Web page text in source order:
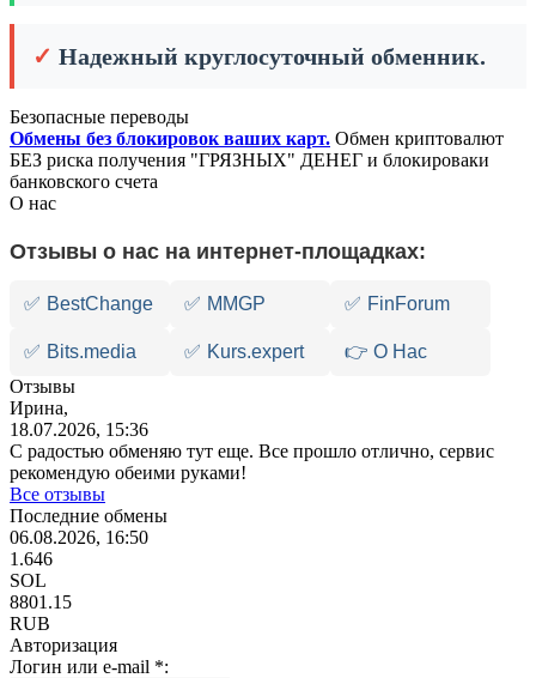
✓ Надежный круглосуточный обменник.
Безопасные переводы
Обмены без блокировок ваших карт. Обмен криптовалют
БЕЗ риска получения "ГРЯЗНЫХ" ДЕНЕГ и блокироваки
банковского счета
О нас
Отзывы о нас на интернет-площадках:
✅ BestChange ✅ MMGP ✅ FinForum
✅ Bits.media ✅ Kurs.expert
👉 О Нас
Отзывы
Ирина,
18.07.2026, 15:36
С радостью обменяю тут еще. Все прошло отлично, сервис
рекомендую обеими руками!
Все отзывы
Последние обмены
06.08.2026, 16:50
1.646
SOL
8801.15
RUB
Авторизация
Логин или e-mail *: